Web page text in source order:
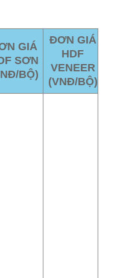
GIÁ
SƠN
BỘ)
ĐƠN GIÁ
HDF
VENEER
(VNĐ/BỘ)